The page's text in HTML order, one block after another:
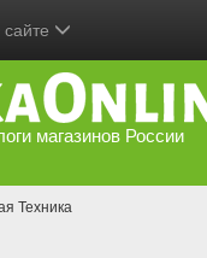
магазинов России
Техника